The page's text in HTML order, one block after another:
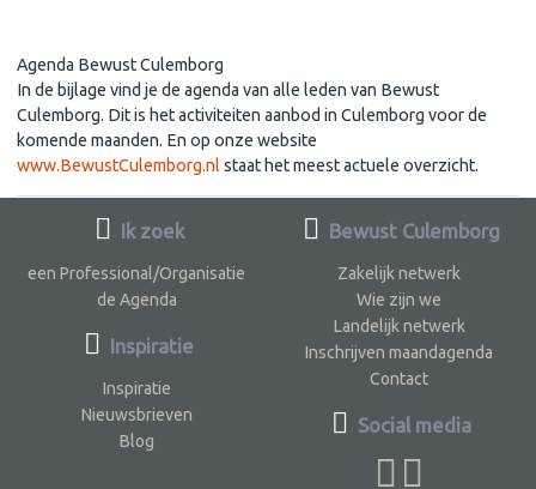
Agenda Bewust Culemborg
In de bijlage vind je de agenda van alle leden van Bewust
Culemborg. Dit is het activiteiten aanbod in Culemborg voor de
komende maanden. En op onze website
www.BewustCulemborg.nl staat het meest actuele overzicht.
Ik zoek
een Professional/Organisatie
de Agenda
Inspiratie
Inspiratie
Nieuwsbrieven
Blog
Bewust Culemborg
Zakelijk netwerk
Wie zijn we
Landelijk netwerk
Inschrijven maandagenda
Contact
Social media